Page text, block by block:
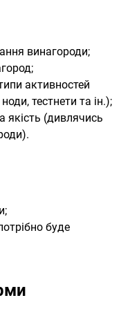
винагороди;
активностей
тестнети та ін.);
якість (дивлячись
буде